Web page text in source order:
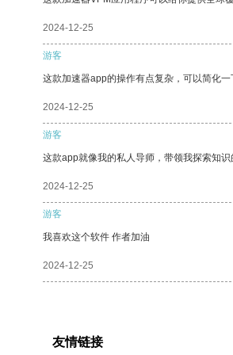
2024-12-25
游客
这款加速器app的操作有点复杂，可以简化
2024-12-25
游客
这款app就像我的私人导师，带领我探索知识
2024-12-25
游客
我喜欢这个软件 作者加油
2024-12-25
友情链接